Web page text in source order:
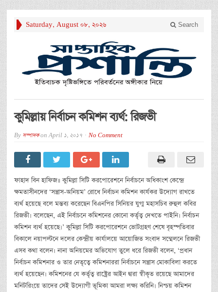
Saturday, August 08, 2026 Search
কুমিল্লায় নির্বাচন কমিশন ব্যর্থ: রিজভী
By সম্পাদকonApril 1, 2017 No Comment
ফাহাদ বিন হাফিজ॥ কুমিল্লা সিটি করপোরেশনে নির্বাচনে অধিকাংশ কেন্দ্রে
ক্ষমতাসীনদের ‘সন্ত্রাস-অনিয়ম’ রোধে নির্বাচন কমিশন কার্যকর উদ্যোগ রাখতে
ব্যর্থ হয়েছে বলে মন্তব্য করেছেন বিএনপির সিনিয়র যুগ্ম মহাসচিব রুহুল কবির
রিজভী। বলেছেন, এই নির্বাচনে কমিশনের কোনো কর্তৃত্ব দেখতে পাইনি। নির্বাচন
কমিশন ব্যর্থ হয়েছে।’ কুমিল্লা সিটি করপোরেশনে ভোটগ্রহণ শেষে বৃহস্পতিবার
বিকালে নয়াপল্টনে দলের কেন্দ্রীয় কার্যালয়ে আয়োজিত সংবাদ সম্মেলনে রিজভী
এসব কথা বলেন। নানা অনিয়মের অভিযোগ তুলে ধরে রিজভী বলেন, ‘প্রধান
নির্বাচন কমিশনার ও তার নেতৃত্বে কমিশনাররা নির্বাচনে সন্ত্রাস মোকাবিলা করতে
ব্যর্থ হয়েছেন। কমিশনের যে কর্তৃত্ব রাষ্ট্রের আইন দ্বারা স্বীকৃত রয়েছে আমাদের
মনিটরিংয়ে তাদের সেই উদ্যোগী ভূমিকা আমরা লক্ষ্য করিনি। নিশ্চয় কমিশন